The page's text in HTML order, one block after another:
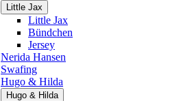
Little Jax
Little Jax
Bündchen
Jersey
Nerida Hansen
Swafing
Hugo & Hilda
Hugo & Hilda